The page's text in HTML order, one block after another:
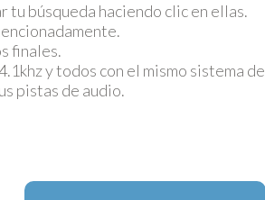
búsqueda haciendo clic en ellas.
finales.
y todos con el mismo sistema de
pistas de audio.